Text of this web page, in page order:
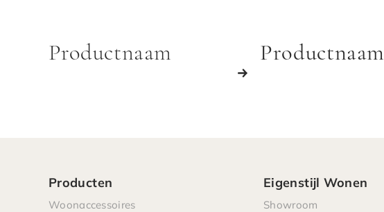
Productnaam Productnaam
Producten
Woonaccessoires
Eigenstijl Wonen
Showroom